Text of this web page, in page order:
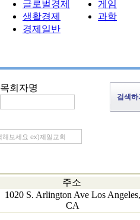
글로벌경제
생활경제
경제일반
게임
과학
목회자명
주소
1020 S. Arlington Ave Los Angeles,
CA